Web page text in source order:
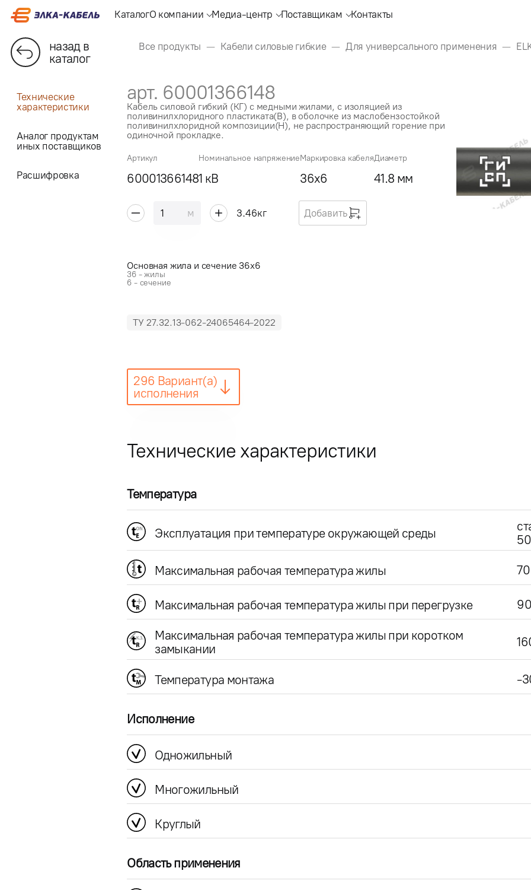
КаталогО компании Медиа-центр Поставщикам Контакты
назад в
каталог
Все продукты Кабели силовые гибкие Для универсального применения
Технические
характеристики
Аналог продуктам
иных поставщиков
Расшифровка
арт. 60001366148
Кабель силовой гибкий (КГ) с медными жилами, с изоляцией из
поливинилхлоридного пластиката(В), в оболочке из маслобензостойкой
поливинилхлоридной композиции(Н), не распространяющий горение при
одиночной прокладке.
Артикул
60001366148
Номинальное напряжение
1 кВ
Маркировка кабеля
36x6
Диаметр
41.8 мм
м 3.46кг Добавить
Основная жила и сечение 36x6
36 - жилы
6 - сечение
ТУ 27.32.13-062-24065464-2022
296 Вариант(а)
исполнения
Технические характеристики
Температура
Эксплуатация при температуре окружающей среды
Максимальная рабочая температура жилы 70
Максимальная рабочая температура жилы при перегрузке 90
Максимальная рабочая температура жилы при коротком
замыкании
Температура монтажа -
Исполнение
Одножильный
Многожильный
Круглый
Область применения